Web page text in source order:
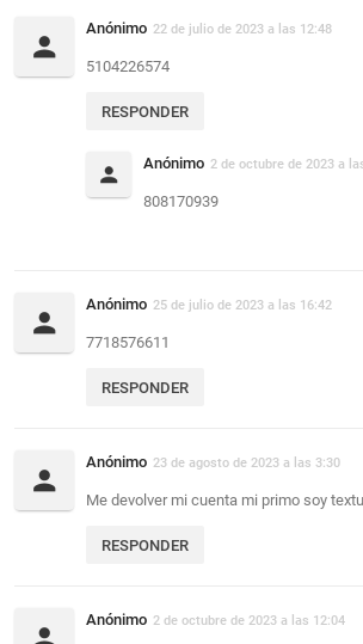
Anónimo 22 de julio de 2023 a las 12:48
5104226574
RESPONDER
Anónimo 2 de octubre de 2023 a
808170939
Anónimo 25 de julio de 2023 a las 16:42
7718576611
RESPONDER
Anónimo 23 de agosto de 2023 a las 3:30
Me devolver mi cuenta mi primo soy
RESPONDER
Anónimo 2 de octubre de 2023 a las 12:04